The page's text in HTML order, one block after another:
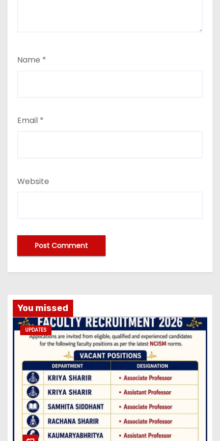
Name *
Email *
Website
You missed
UPDATES